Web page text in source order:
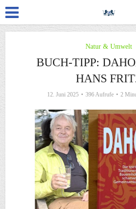
Natur & Umwelt
BUCH-TIPP:
HANS
12. Juni 2025 396 Aufrufe 2